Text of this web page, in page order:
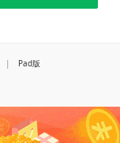
| Pad版